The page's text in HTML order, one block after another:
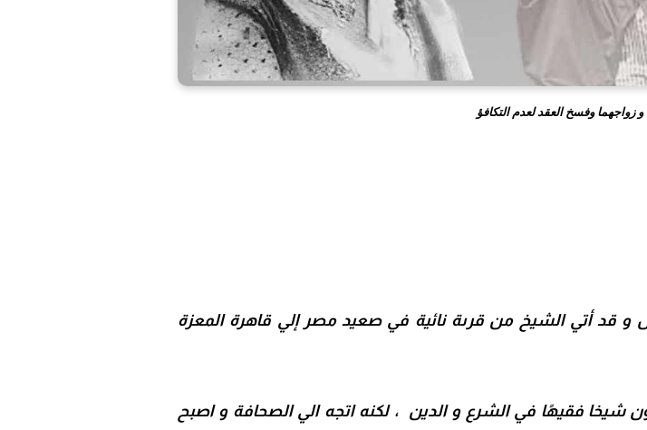
أتي الشيخ من قرىة نائية في صعيد مصر إلي قاهرة المعزة
شيخا فقيهًا في الشرع و الدين ، لكنه اتجه الي الصحافة و اصبح